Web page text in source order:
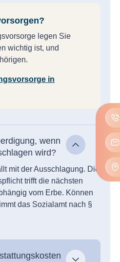
legen Sie
wichtig ist, und
in
wenn
wird?
mit der Ausschlagung. Die
trifft die nächsten
vom Erbe. Können
das Sozialamt nach §